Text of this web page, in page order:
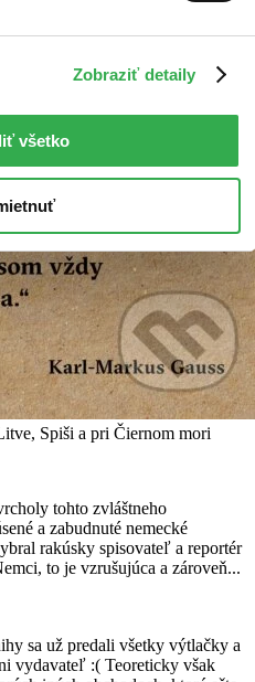
Zobraziť detaily
všetko
Spiši a pri Čiernom mori
tohto zvláštneho
a zabudnuté nemecké
rakúsky spisovateľ a reportér
to je vzrušujúca a zároveň...
sa už predali všetky výtlačky a
vydavateľ :( Teoreticky však